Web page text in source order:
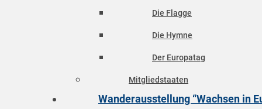
Die Flagge
Die Hymne
Der Europatag
Mitgliedstaaten
Wanderausstellung “Wachsen in